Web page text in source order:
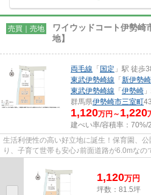
売買｜売地
ワイウッドコート伊勢崎
地】
両毛線 「国定 」駅 徒歩
東武伊勢崎線 「新伊勢崎
東武伊勢崎線 「伊勢崎
群馬県伊勢崎市三室町
1,120万円～ 1,220
建ぺい率/容積率： 70%/
生活利便性の高い好立地に誕生！保育園、
り、子育て世帯も安心♪前面道路が6.0mなの
1,120万円
坪数：81.5坪